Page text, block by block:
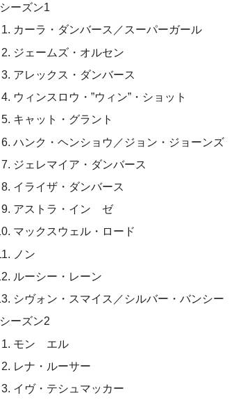
シーズン1
カーラ・ダンバース／スーパーガール
ジェームズ・オルセン
アレックス・ダンバース
ウィンスロウ・”ウィン”・ショット
キャット・グラント
ハンク・ヘンショウ／ジョン・ジョーンズ
ジェレマイア・ダンバース
イライザ・ダンバース
アストラ・イン゠ゼ
マックスウェル・ロード
ノン
ルーシー・レーン
シヴォン・スマイス／シルバー・バンシー
シーズン2
モン゠エル
レナ・ルーサー
イヴ・テシュマッカー